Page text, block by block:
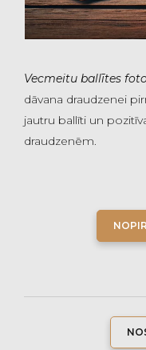
Vecmeitu ballītes
dāvana draudzenei
jautru ballīti un
draudzenēm.